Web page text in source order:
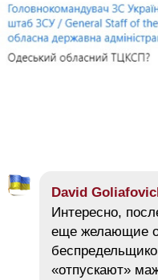
David
Интересно,
еще желающие
«отпускают»